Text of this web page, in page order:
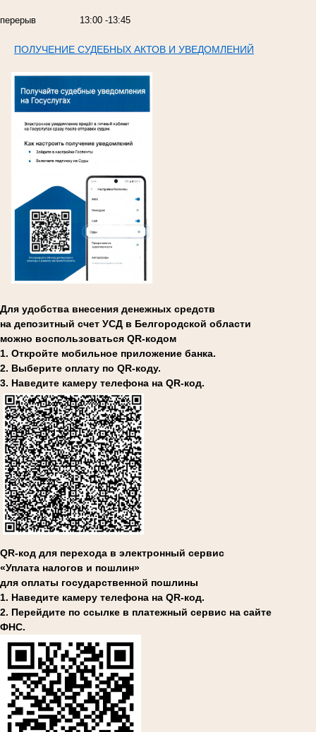
перерыв 13:00 -13:45
ПОЛУЧЕНИЕ СУДЕБНЫХ АКТОВ И УВЕДОМЛЕНИЙ
Для удобства внесения денежных средств
на депозитный счет УСД в Белгородской области
можно воспользоваться QR-кодом
1. Откройте мобильное приложение банка.
2. Выберите оплату по QR-коду.
3. Наведите камеру телефона на QR-код.
QR-код для перехода в электронный сервис
«Уплата налогов и пошлин»
для оплаты государственной пошлины
1. Наведите камеру телефона на QR-код.
2. Перейдите по ссылке в платежный сервис на сайте
ФНС.